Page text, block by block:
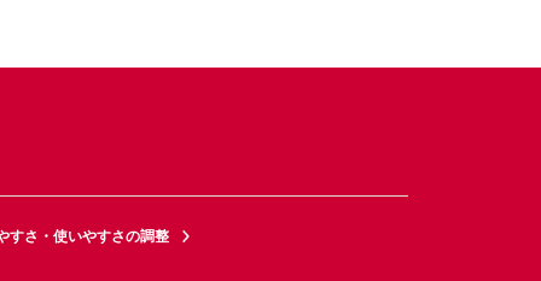
すさ・使いやすさの調整